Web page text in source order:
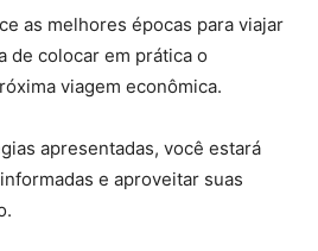
as melhores épocas para viajar
de colocar em prática o
viagem econômica.
apresentadas, você estará
e aproveitar suas